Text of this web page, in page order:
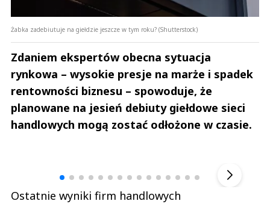
Żabka zadebiutuje na giełdzie jeszcze w tym roku? (Shutterstock)
Zdaniem ekspertów obecna sytuacja
rynkowa – wysokie presje na marże i spadek
rentowności biznesu – spowoduje, że
planowane na jesień debiuty giełdowe sieci
handlowych mogą zostać odłożone w czasie.
Ostatnie wyniki firm handlowych